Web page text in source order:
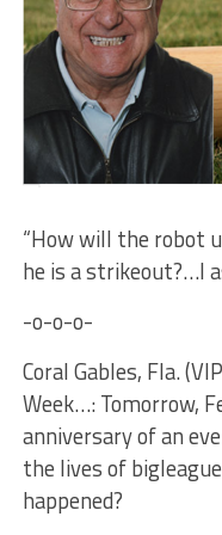
“How will the robot
he is a strikeout?…I
-o-o-o-
Coral Gables, Fla.
Week…: Tomorrow,
anniversary of an
the lives of
happened?